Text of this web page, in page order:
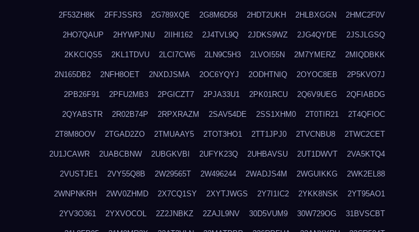
2F53ZH8K 2FFJSSR3 2G789XQE 2G8M6D58 2HDT2UKH 2HLBXGGN 2HMC2F0V
2HO7QAUP 2HYWPJNU 2IIHI162 2J4TVL9Q 2JDKS9WZ 2JG4QYDE 2JSJLGSQ
2KKCIQS5 2KL1TDVU 2LCI7CW6 2LN9C5H3 2LVOI55N 2M7YMERZ 2MIQDBKK
2N165DB2 2NFH8OET 2NXDJSMA 2OC6YQYJ 2ODHTNIQ 2OYOC8EB 2P5KVO7J
2PB26F91 2PFU2MB3 2PGICZT7 2PJA33U1 2PK01RCU 2Q6V9UEG 2QFIABDG
2QYABSTR 2R02B74P 2RPXRAZM 2SAV54DE 2SS1XHM0 2T0TIR21 2T4QFIOC
2T8M8OOV 2TGAD2ZO 2TMUAAY5 2TOT3HO1 2TT1JPJ0 2TVCNBU8 2TWC2CET
2U1JCAWR 2UABCBNW 2UBGKVBI 2UFYK23Q 2UHBAVSU 2UT1DWVT 2VA5KTQ4
2VUSTJE1 2VY55Q8B 2W29565T 2W496244 2WADJS4M 2WGUIKKG 2WK2EL88
2WNPNKRH 2WV0ZHMD 2X7CQ1SY 2XYTJWGS 2Y7I1IC2 2YKK8NSK 2YT95AO1
2YV3O361 2YXVOCOL 2Z2JNBKZ 2ZAJL9NV 30D5VUM9 30W729OG 31BVSCBT